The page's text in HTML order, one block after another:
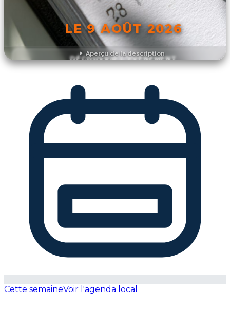
Aperçu de la description
LE 9 AOÛT 2026
DÉCOUVRIR L'ÉVÉNEMENT
Cette semaineVoir l'agenda local